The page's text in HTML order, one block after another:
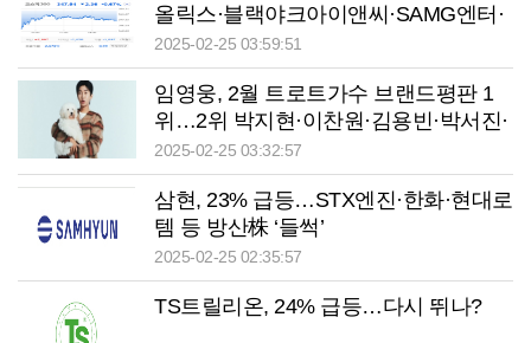
올릭스·블랙야크아이앤씨·SAMG엔터·
유튜바이오 등 큰 폭 상승 마감
2025-02-25 03:59:51
임영웅, 2월 트로트가수 브랜드평판 1
위…2위 박지현·이찬원·김용빈·박서진·
태진아·나훈아·남진·안성훈·영탁 순
2025-02-25 03:32:57
삼현, 23% 급등…STX엔진·한화·현대로
템 등 방산株 ‘들썩’
2025-02-25 02:35:57
TS트릴리온, 24% 급등…다시 뛰나?